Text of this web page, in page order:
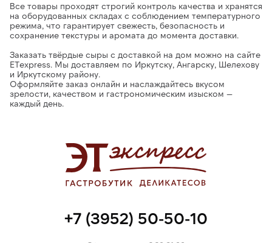
Все товары проходят строгий контроль качества и хранятся
на оборудованных складах с соблюдением температурного
режима, что гарантирует свежесть, безопасность и
сохранение текстуры и аромата до момента доставки.
Заказать твёрдые сыры с доставкой на дом можно на сайте
ETexpress. Мы доставляем по Иркутску, Ангарску, Шелехову
и Иркутскому району.
Оформляйте заказ онлайн и наслаждайтесь вкусом
зрелости, качеством и гастрономическим изыском —
каждый день.
+7 (3952) 50-50-10